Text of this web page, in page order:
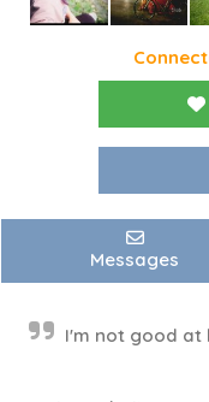
Messages
I'm not good at